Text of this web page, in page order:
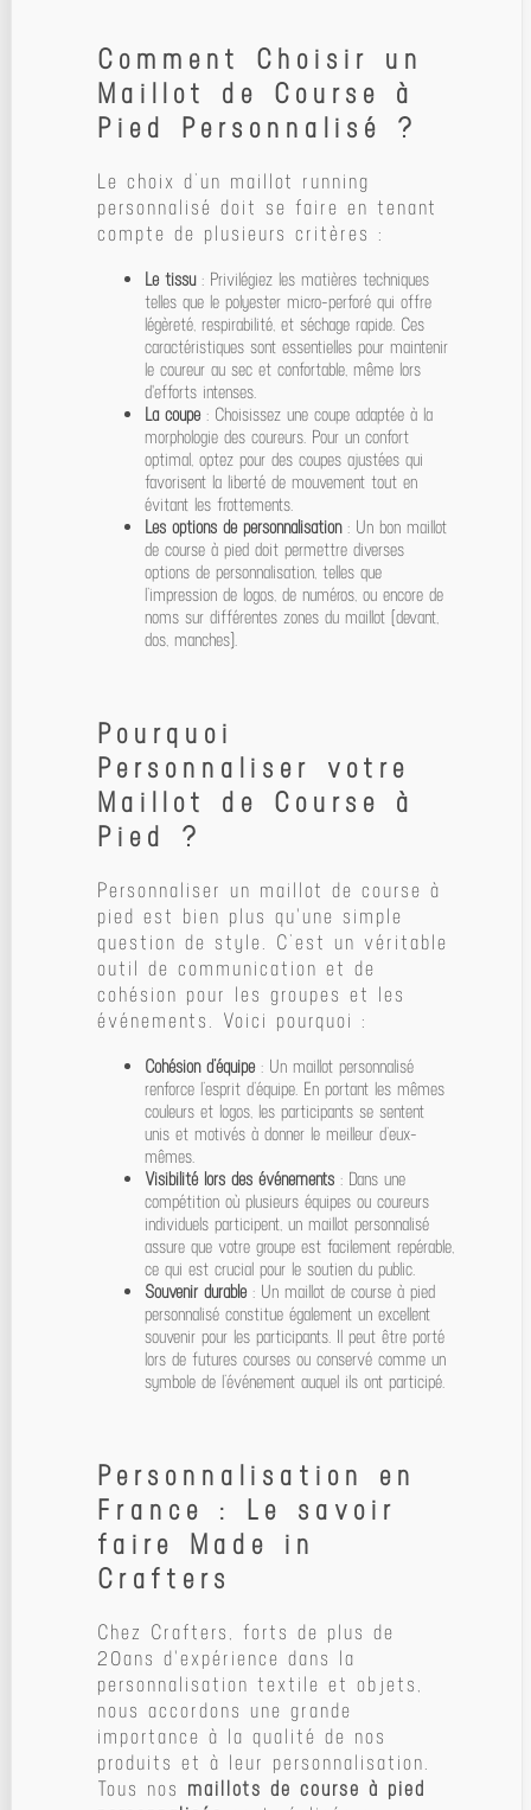
Comment Choisir un
Maillot de Course à
Pied Personnalisé ?
Le choix d’un maillot running
personnalisé doit se faire en tenant
compte de plusieurs critères :
Le tissu: Privilégiez les matières techniques
telles que le polyester micro-perforé qui offre
légèreté, respirabilité, et séchage rapide. Ces
caractéristiques sont essentielles pour maintenir
le coureur au sec et confortable, même lors
d'efforts intenses.
La coupe: Choisissez une coupe adaptée à la
morphologie des coureurs. Pour un confort
optimal, optez pour des coupes ajustées qui
favorisent la liberté de mouvement tout en
évitant les frottements.
Les options de personnalisation: Un bon maillot
de course à pied doit permettre diverses
options de personnalisation, telles que
l’impression de logos, de numéros, ou encore de
noms sur différentes zones du maillot (devant,
dos, manches).
Pourquoi
Personnaliser votre
Maillot de Course à
Pied ?
Personnaliser un maillot de course à
pied est bien plus qu'une simple
question de style. C’est un véritable
outil de communication et de
cohésion pour les groupes et les
événements. Voici pourquoi :
Cohésion d’équipe: Un maillot personnalisé
renforce l’esprit d’équipe. En portant les mêmes
couleurs et logos, les participants se sentent
unis et motivés à donner le meilleur d’eux-
mêmes.
Visibilité lors des événements: Dans une
compétition où plusieurs équipes ou coureurs
individuels participent, un maillot personnalisé
assure que votre groupe est facilement repérable,
ce qui est crucial pour le soutien du public.
Souvenir durable: Un maillot de course à pied
personnalisé constitue également un excellent
souvenir pour les participants. Il peut être porté
lors de futures courses ou conservé comme un
symbole de l’événement auquel ils ont participé.
Personnalisation en
France : Le savoir
faire Made in
Crafters
Chez Crafters, forts de plus de
20ans d'expérience dans la
personnalisation textile et objets,
nous accordons une grande
importance à la qualité de nos
produits et à leur personnalisation.
Tous nos maillots de course à pied